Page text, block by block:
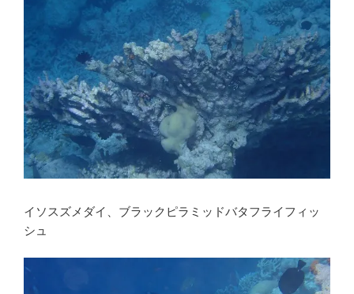
イソスズメダイ、ブラックピラミッドバタフライフィッ
シュ